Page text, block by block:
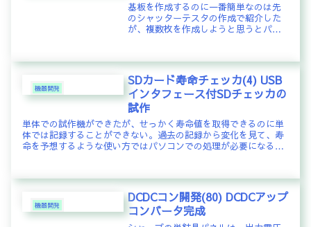
基板を作成するのに一番簡単なのは先
のシャッターテスタの作成で紹介した
が、複数枚を作成しようと思うとパタ
前に、回路設計とパタン設計がきちん
と動作するかを確認するために、1～
2...
機器開発
SDカード寿命チェッカ(4) USB
インタフェース付SDチェッカの
試作
単体での試作機ができたが、せっかく寿命値を取得できるのに単
体では記録することができない。過去の記録から変化を見て、寿
命を予想するような使い方ではパソコンでの処理が必要になる。
機器開発
DCDCコン開発(80) DCDCアップ
コンバータ完成